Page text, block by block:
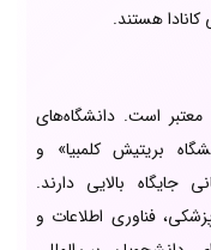
هستند.
معتبر است. دانشگاه‌های
بریتیش کلمبیا» و
جایگاه بالایی دارند.
فناوری اطلاعات و